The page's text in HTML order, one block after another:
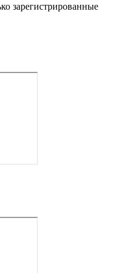
зарегистрированные